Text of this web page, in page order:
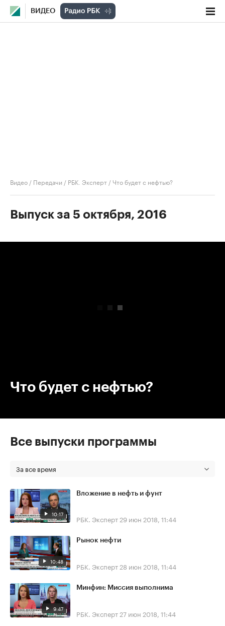
ВИДЕО
Видео / Передачи / РБК. Эксперт /Что будет с нефтью?
Выпуск за 5 октября, 2016
Что будет с нефтью?
Все выпуски программы
За все время
10:17
Вложение в нефть и фунт
РБК. Эксперт 29 июн 2018, 11:44
10:48
Рынок нефти
РБК. Эксперт 28 июн 2018, 11:44
9:47
Минфин: Миссия выполнима
РБК. Эксперт 27 июн 2018, 11:44